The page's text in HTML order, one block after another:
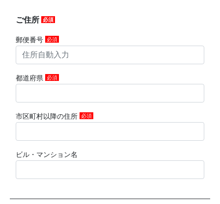
ご住所 必須
郵便番号 必須
都道府県 必須
市区町村以降の住所 必須
ビル・マンション名